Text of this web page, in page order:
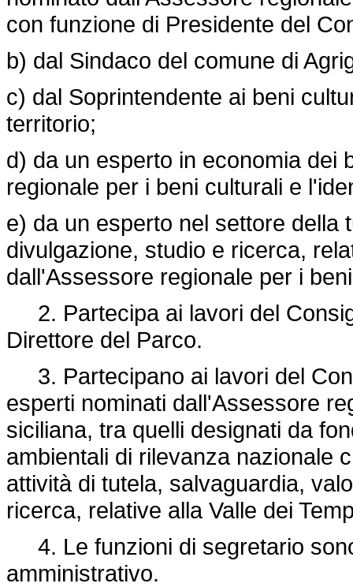
con funzione di Presidente del
b) dal Sindaco del comune di
c) dal Soprintendente ai beni
territorio;
d) da un esperto in economia dei
regionale per i beni culturali e
e) da un esperto nel settore della
divulgazione, studio e ricerca,
dall'Assessore regionale per i
2. Partecipa ai lavori del
Direttore del Parco.
3. Partecipano ai lavori del
esperti nominati dall'Assessore
siciliana, tra quelli designati da
ambientali di rilevanza nazionale
attività di tutela, salvaguardia,
ricerca, relative alla Valle dei
4. Le funzioni di segretario
amministrativo.